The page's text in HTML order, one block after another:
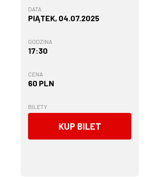
DATA
PIĄTEK, 04.07.2025
GODZINA
17:30
CENA
60 PLN
BILETY
KUP BILET